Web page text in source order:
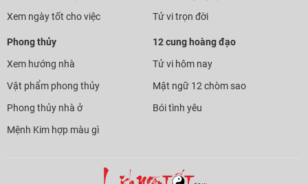
Xem ngày tốt cho việc
Tử vi trọn đời
Phong thủy
Xem hướng nhà
Vật phẩm phong thủy
Phong thủy nhà ở
Mệnh Kim hợp màu gì
12 cung hoàng đạo
Tử vi hôm nay
Mật ngữ 12 chòm sao
Bói tình yêu